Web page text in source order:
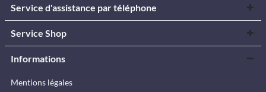
Service d'assistance par téléphone
Service Shop
Informations
Mentions légales